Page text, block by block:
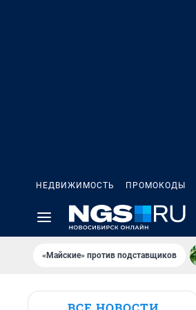
НЕДВИЖИМОСТЬ ПРОМОКОДЫ
«Майские» против подставщиков